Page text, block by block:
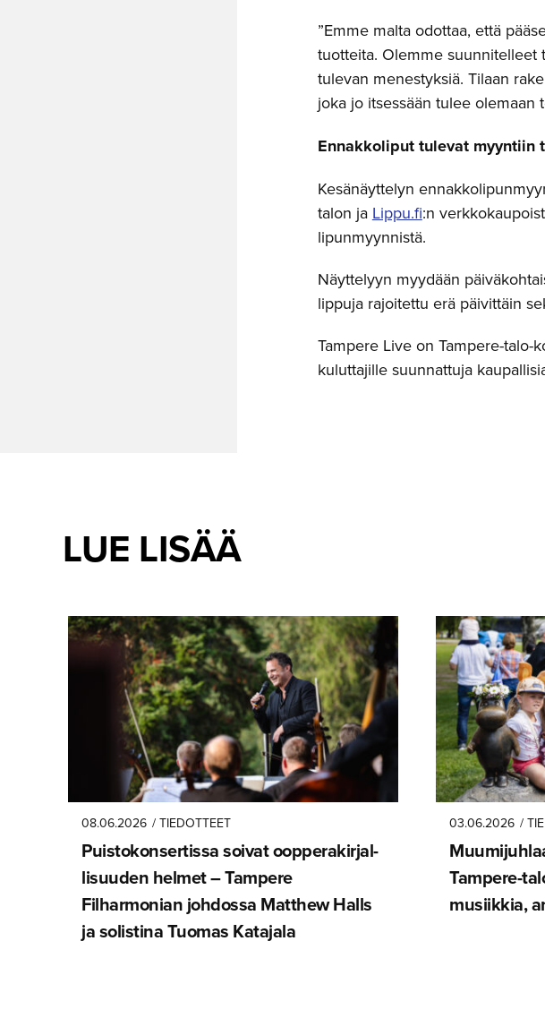
”Emme malta odottaa, että
tuotteita. Olemme suunnitelleet
tulevan menestyksiä. Tilaan
joka jo itsessään tulee olemaan
Ennakkoliput tulevat myyntiin
Kesänäyttelyn
talon ja Lippu.fi:n
lipunmyynnistä.
Näyttelyyn myydään
lippuja rajoitettu erä päivittäin
Tampere Live on Tampere-talo-
kuluttajille suunnattuja
LUE LISÄÄ
08.06.2026 / TIEDOTTEET
Puistokon­ser­tissa soivat oopperakir­jal­
li­suuden helmet – Tampere
Filharmonian johdossa Matthew Halls
ja solistina Tuomas Katajala
03.06.2026 /
Tampere-
musiikkia,